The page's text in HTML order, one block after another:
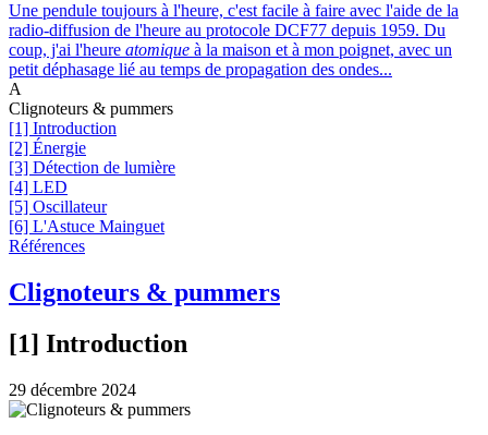
Une pendule toujours à l'heure, c'est facile à faire avec l'aide de la
radio-diffusion de l'heure au protocole DCF77 depuis 1959. Du
coup, j'ai l'heure atomique à la maison et à mon poignet, avec un
petit déphasage lié au temps de propagation des ondes...
A
Clignoteurs & pummers
[1] Introduction
[2] Énergie
[3] Détection de lumière
[4] LED
[5] Oscillateur
[6] L'Astuce Mainguet
Références
Clignoteurs & pummers
[1] Introduction
29 décembre 2024